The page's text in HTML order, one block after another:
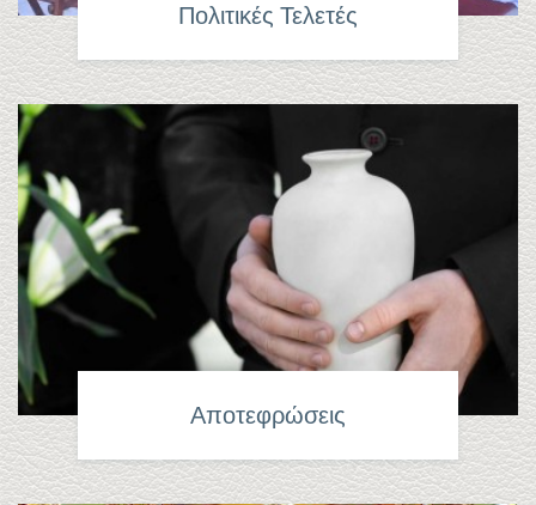
Πολιτικές Τελετές
Αποτεφρώσεις